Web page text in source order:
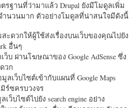
ฐานที่ว่ามาแล้ว Drupal ยังมีโมดูลเพิ่ม
ำนวนมาก ตัวอย่างโมดูลที่น่าสนใจมีดังนี้
ะดวกให้ผู้ใช้ส่งเรื่องบนเว็บของคุณไปยัง
อื่นๆ
ว็บ ผ่านโฆษณาของ Google AdSense ซึ่ง
วก
ลเว็บไซต์เข้ากับแผนที่ Google Maps
ร์ซครบวงจร
ว็บไซต์ไปยัง search engine อย่าง